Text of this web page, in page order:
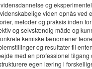
og
viden opnås ved
metoder og praksis inden
og selvstændig måde og
kemiske fænomener
og resultater til
med en professionel
egen læring i